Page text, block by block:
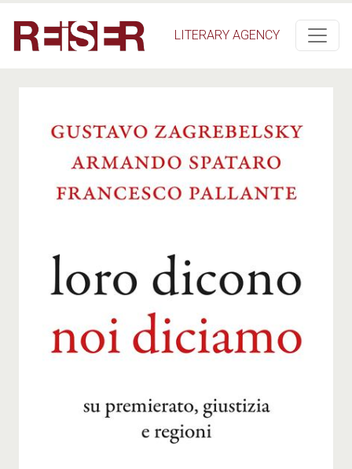
LITERARY AGENCY